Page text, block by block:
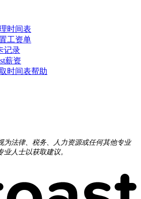
时间表
工资单
记录
薪资
时间表帮助
为法律、税务、人力资源或任何其他专业
人士以获取建议。